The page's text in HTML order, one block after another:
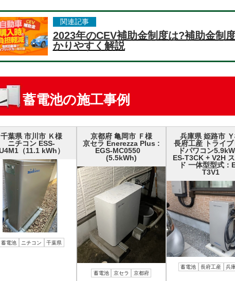
関連記事
2023年のCEV補助金制度は?補助金制
かりやすく解説
蓄電池の施工事例
千葉県 市川市 Ｋ様
ニチコン ESS-
（11.1 kWh）
蓄電池 ニチコン 千葉県
京都府 亀岡市 Ｆ様
京セラ Enerezza Plus :
EGS-MC0550
(5.5kWh)
蓄電池 京セラ 京都府
兵庫県 姫路市
長府工産 トライブ
ドパワコン5.9kW
ES-T3CK + V2H
ド 一体型型式：
T3V1
蓄電池 長府工産 兵